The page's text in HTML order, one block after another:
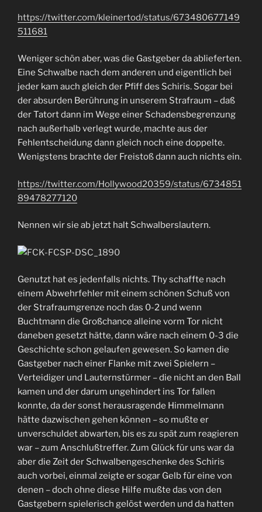
https://twitter.com/kleinertod/status/673480677149
511681
Weniger schön aber, was die Gastgeber da ablieferten.
Eine Schwalbe nach dem anderen und eigentlich bei
jeder kam auch gleich der Pfiff des Schiris. Sogar bei
der absurden Berührung in unserem Strafraum – daß
der Tatort dann im Wege einer Schadensbegrenzung
nach außerhalb verlegt wurde, machte aus der
Fehlentscheidung dann gleich noch eine doppelte.
Wenigstens brachte der Freistoß dann auch nichts ein.
https://twitter.com/Hollywood20359/status/6734851
89478277120
Nennen wir sie ab jetzt halt Schwalberslautern.
Genutzt hat es jedenfalls nichts. Thy schaffte nach
einem Abwehrfehler mit einem schönen Schuß von
der Strafraumgrenze noch das 0-2 und wenn
Buchtmann die Großchance alleine vorm Tor nicht
daneben gesetzt hätte, dann wäre nach einem 0-3 die
Geschichte schon gelaufen gewesen. So kamen die
Gastgeber nach einer Flanke mit zwei Spielern –
Verteidiger und Lauternstürmer – die nicht an den Ball
kamen und der darum ungehindert ins Tor fallen
konnte, da der sonst herausragende Himmelmann
hätte dazwischen gehen können – so mußte er
unverschuldet abwarten, bis es zu spät zum reagieren
war – zum Anschlußtreffer. Zum Glück für uns war da
aber die Zeit der Schwalbengeschenke des Schiris
auch vorbei, einmal zeigte er sogar Gelb für eine von
denen – doch ohne diese Hilfe mußte das von den
Gastgebern spielerisch gelöst werden und da hatten